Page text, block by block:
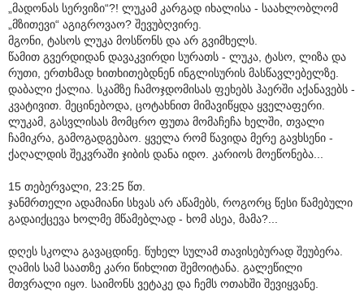
„მადონას სერვიზი“?! ლუკამ კარგად იხალისა - საახლობლომ
„მზითევი“ აგიგროვაო? შევუბღვირე.
მგონი, ტასოს ლუკა მოსწონს და არ გვიმხელს.
წამით გვერდიდან დავაკვირდი სურათს - ლუკა, ტასო, ლიზა და
რუთი, ერთხმად ხითხითებდნენ ინგლისურის მასწავლებელზე.
დაბალი ქალია. სკამზე ჩამოჯდომისას ფეხებს ჰაერში აქანავებს -
კვატივით. მეცინებოდა, ცოტახნით მიმავიწყდა ყველაფერი.
ლუკამ, გასვლისას მომცრო ფუთა მომაჩეჩა ხელში, თვალი
ჩამიკრა, გამოგადგებაო. ყველა რომ წავიდა მერე გავხსენი -
ქაღალდის შეკვრაში ჯიბის დანა იდო. კარიოს მოეწონება...
15 თებერვალი, 23:25 წთ.
ჯანმრთელი ადამიანი სხვას არ აწამებს, როგორც წესი წამებული
გადაიქცევა ხოლმე მწამებლად - ხომ ასეა, მამა?...
დღეს სკოლა გავაცდინე. წუხელ სულამ თავისებურად შეუბერა.
ღამის სამ საათზე კარი წიხლით შემოიტანა. გალეწილი
მთვრალი იყო. საიმონს ვეტაკე და ჩემს ოთახში შევიყვანე.